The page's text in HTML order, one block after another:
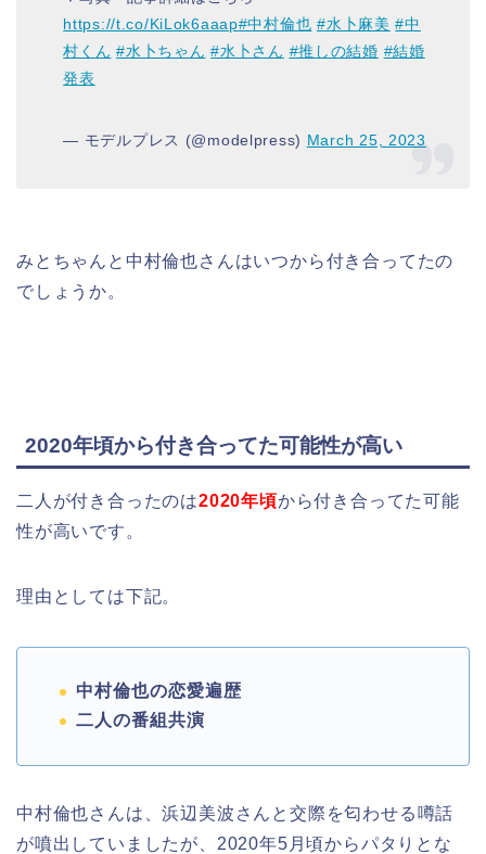
https://t.co/KiLok6aaap#中村倫也 #水卜麻美 #中
村くん #水卜ちゃん #水卜さん #推しの結婚 #結婚
発表
— モデルプレス (@modelpress) March 25, 2023
みとちゃんと中村倫也さんはいつから付き合ってたの
でしょうか。
2020年頃から付き合ってた可能性が高い
二人が付き合ったのは2020年頃から付き合ってた可能
性が高いです。
理由としては下記。
中村倫也の恋愛遍歴
二人の番組共演
中村倫也さんは、浜辺美波さんと交際を匂わせる噂話
が噴出していましたが、2020年5月頃からパタりとな